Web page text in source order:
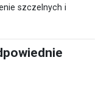
szczelnych i